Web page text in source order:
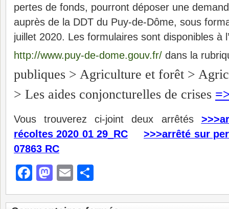
pertes de fonds, pourront déposer une
auprès de la DDT du Puy-de-Dôme, sous
juillet 2020. Les formulaires sont disponibles à
http://www.puy-de-dome.gouv.fr/ dans la
publiques > Agriculture et forêt >
> Les aides conjoncturelles de crises
Vous trouverez ci-joint deux arrêtés
récoltes 2020 01 29_RC
>>>arrêté sur
07863 RC
Facebook
Mastodon
Email